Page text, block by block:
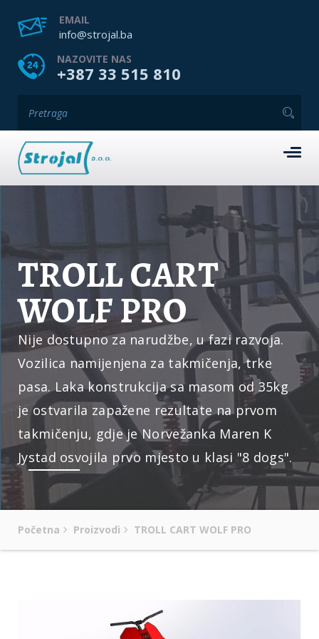
EMAIL
info@strojal.ba
NAZOVITE NAS
+387 33 515 810
TROLL CART
WOLF PRO
Nije dostupno za narudžbe, u fazi razvoja.
Vozilica namijenjena za takmičenja, trke
pasa. Laka konstrukcija sa masom od 35kg
je ostvarila zapažene rezultate na prvom
takmičenju, gdje je Norvežanka Maren K
Jystad osvojila prvo mjesto u klasi "8 dogs".
Početna Proizvodi TROLL CART WOLF PRO